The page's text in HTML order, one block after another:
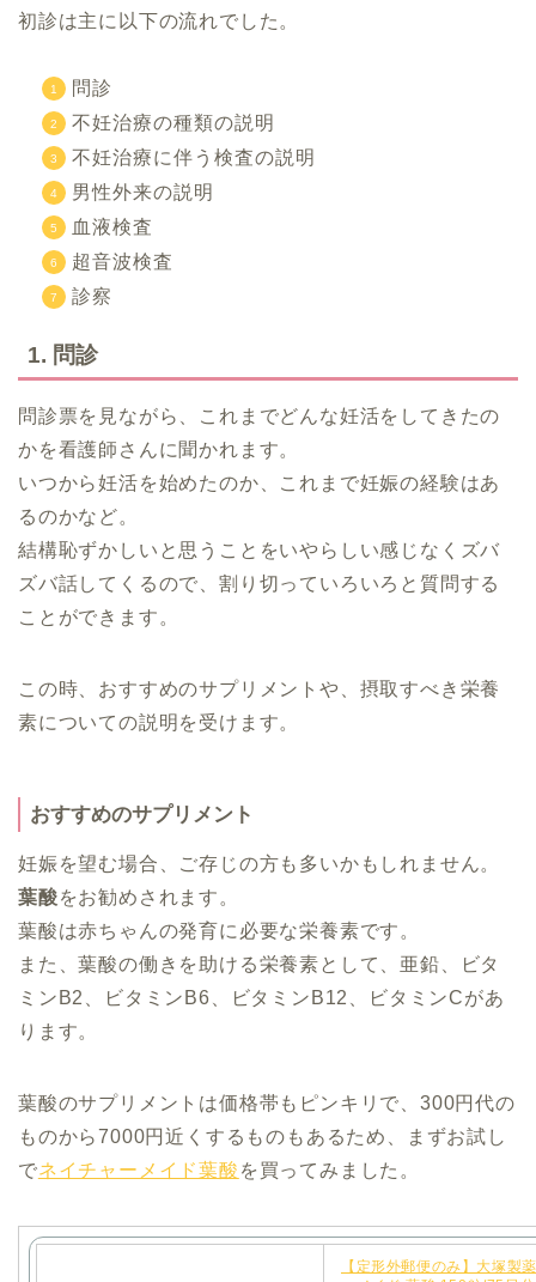
初診は主に以下の流れでした。
問診
不妊治療の種類の説明
不妊治療に伴う検査の説明
男性外来の説明
血液検査
超音波検査
診察
1. 問診
問診票を見ながら、これまでどんな妊活をしてきたの
かを看護師さんに聞かれます。
いつから妊活を始めたのか、これまで妊娠の経験はあ
るのかなど。
結構恥ずかしいと思うことをいやらしい感じなくズバ
ズバ話してくるので、割り切っていろいろと質問する
ことができます。
この時、おすすめのサプリメントや、摂取すべき栄養
素についての説明を受けます。
おすすめのサプリメント
妊娠を望む場合、ご存じの方も多いかもしれません。
葉酸をお勧めされます。
葉酸は赤ちゃんの発育に必要な栄養素です。
また、葉酸の働きを助ける栄養素として、亜鉛、ビタ
ミンB2、ビタミンB6、ビタミンB12、ビタミンCがあ
ります。
葉酸のサプリメントは価格帯もピンキリで、300円代の
ものから7000円近くするものもあるため、まずお試し
でネイチャーメイド葉酸 を買ってみました。
【定形外郵便のみ】大塚製